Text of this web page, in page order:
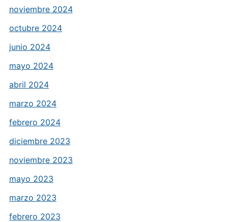
noviembre 2024
octubre 2024
junio 2024
mayo 2024
abril 2024
marzo 2024
febrero 2024
diciembre 2023
noviembre 2023
mayo 2023
marzo 2023
febrero 2023